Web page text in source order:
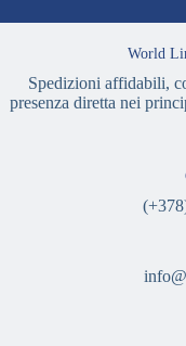
World
Spedizioni affidabili,
presenza diretta nei